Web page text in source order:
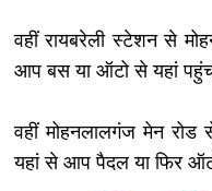
वहीं रायबरेली स्टेशन से
आप बस या ऑटो से यहां
वहीं मोहनलालगंज मेन रोड
यहां से आप पैदल या फिर